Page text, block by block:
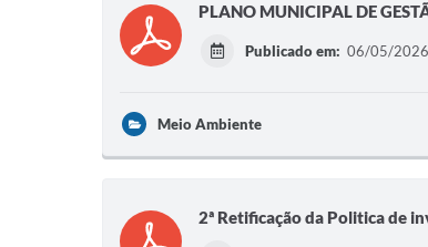
PLANO MUNICIPAL DE
Publicado em: 06/05/2026
Meio Ambiente
2ª Retificação da Politica de